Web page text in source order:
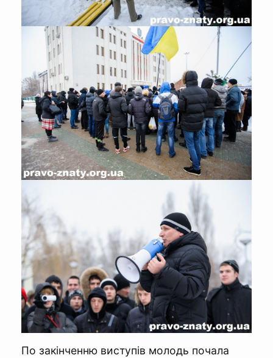
По закінченню виступів молодь почала